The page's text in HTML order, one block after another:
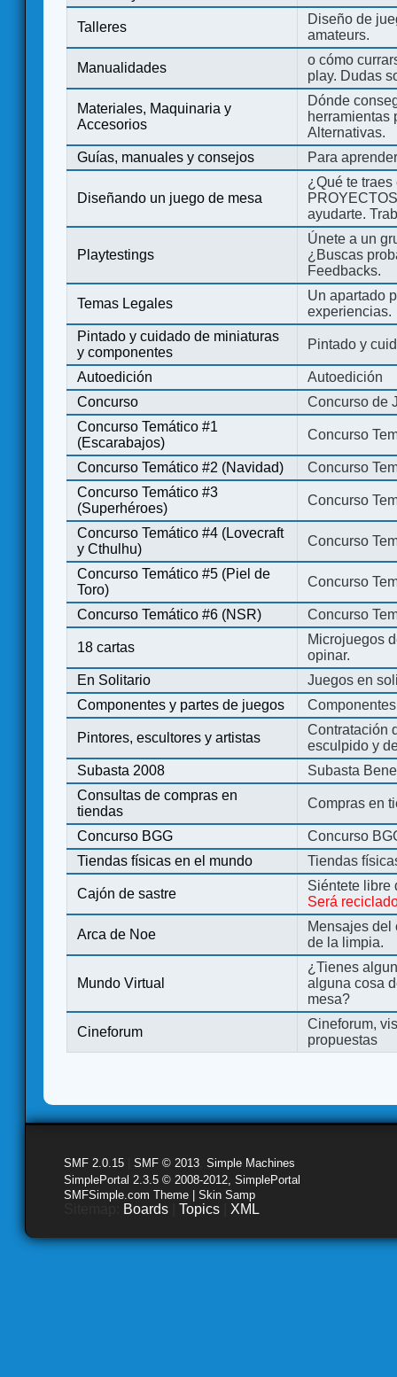
Talleres
Diseño de
amateurs.
Manualidades
o cómo
play. Dudas
Materiales, Maquinaria y
Accesorios
Dónde
herramientas
Alternativas.
Guías, manuales y consejos
Para
Diseñando un juego de mesa
¿Qué te
ayudarte.
Playtestings
Únete a un
¿Buscas
Feedbacks.
Temas Legales
Un apartado
experiencias.
Pintado y cuidado de miniaturas
y componentes
Pintado y
Autoedición
Autoedición
Concurso
Concurso de
Concurso Temático #1
(Escarabajos)
Concurso
Concurso Temático #2 (Navidad)
Concurso
Concurso Temático #3
(Superhéroes)
Concurso
Concurso Temático #4 (Lovecraft
y Cthulhu)
Concurso
Concurso Temático #5 (Piel de
Toro)
Concurso
Concurso Temático #6 (NSR) Concurso
18 cartas
Microjuegos
opinar.
En Solitario
Juegos en
Componentes y partes de juegos
Pintores, escultores y artistas
Contratación
esculpido y
Subasta 2008
Subasta
Consultas de compras en
tiendas
Compras en
Concurso BGG
Concurso
Tiendas físicas en el mundo
Tiendas
Cajón de sastre
Siéntete libre
Será
Arca de Noe
Mensajes del
de la limpia.
Mundo Virtual
¿Tienes
alguna cosa
mesa?
Cineforum
Cineforum,
propuestas
SMF 2.0.15 SMF © 2013 Simple Machines
SimplePortal 2.3.5 © 2008-2012, SimplePortal
SMFSimple.com Theme | Skin Samp
Boards Topics XML